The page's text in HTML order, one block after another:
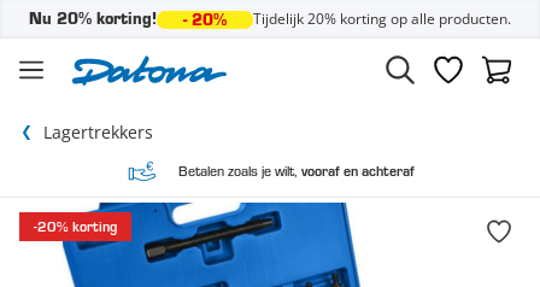
Nu 20% korting! - 20% Tijdelijk 20% korting op alle producten.
Verlanglijst
Lagertrekkers
Betalen zoals je wilt, vooraf en achteraf
-20% korting